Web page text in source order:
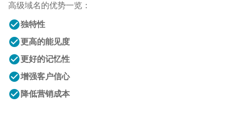
高级域名的优势一览：
check_circle独特性
check_circle更高的能见度
check_circle更好的记忆性
check_circle增强客户信心
check_circle 降低营销成本